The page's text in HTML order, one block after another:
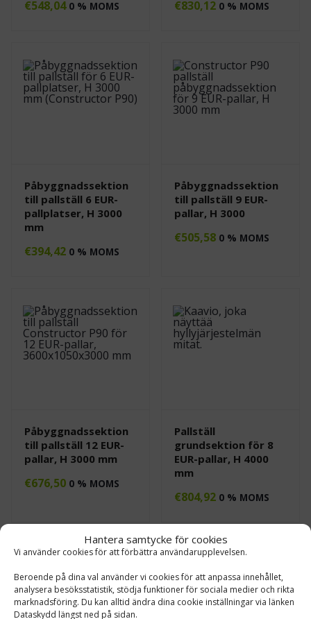
Hantera samtycke för cookies
Vi använder cookies för att förbättra användarupplevelsen.
Beroende på dina val använder vi cookies för att anpassa innehållet,
analysera besöksstatistik, stödja funktioner för sociala medier och rikta
marknadsföring. Du kan alltid ändra dina cookie inställningar via länken
Dataskydd längst ned på sidan.
€548,04 0 % MOMS €830,12 0 % MOMS
Påbyggnadssektion
till pallställ 6 EUR-
pallplatser, H 3000
mm
€394,42 0 % MOMS
Påbyggnadssektion
till pallställ 9 EUR-
pallar, H 3000
€505,58 0 % MOMS
Påbyggnadssektion
till pallställ 12 EUR-
pallar, H 3000 mm
€676,50 0 % MOMS
Pallställ
grundsektion för 8
EUR-pallar, H 4000
mm
€804,92 0 % MOMS